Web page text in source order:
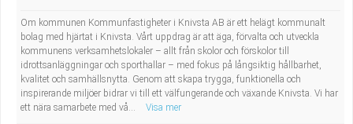
Industriell tillverkning
Installation, drift, underhåll
Kropps- och skönhetsvård
Behandlingsassistent/Socialpedagog
Tandsköterska
Budbilsförare
Om kommunen Kommunfastigheter i Knivsta AB är ett helägt kommunalt
bolag med hjärtat i Knivsta. Vårt uppdrag är att äga, förvalta och utveckla
kommunens verksamhetslokaler – allt från skolor och förskolor till
idrottsanläggningar och sporthallar – med fokus på långsiktig hållbarhet,
kvalitet och samhällsnytta. Genom att skapa trygga, funktionella och
inspirerande miljöer bidrar vi till ett välfungerande och växande Knivsta. Vi har
ett nära samarbete med vå...
Visa mer